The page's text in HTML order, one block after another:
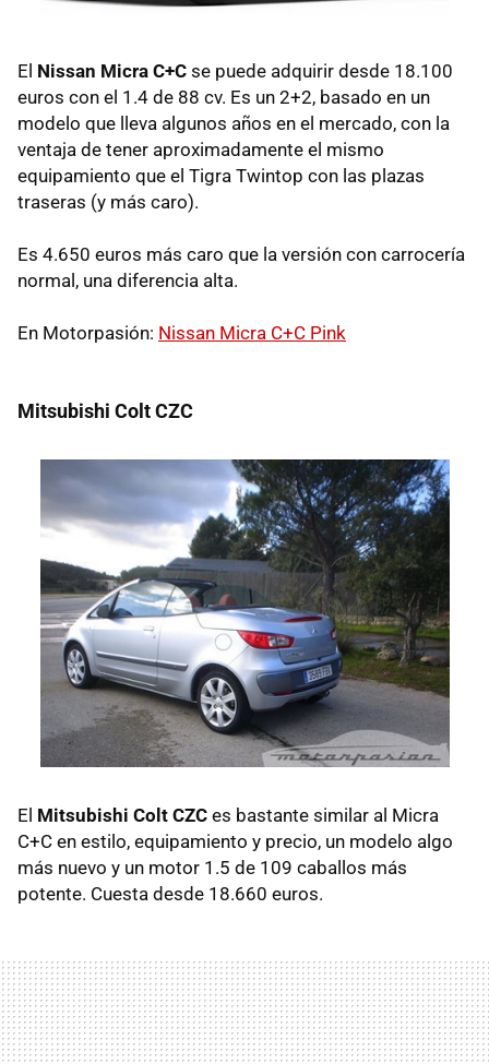
El Nissan Micra C+C se puede adquirir desde 18.100
euros con el 1.4 de 88 cv. Es un 2+2, basado en un
modelo que lleva algunos años en el mercado, con la
ventaja de tener aproximadamente el mismo
equipamiento que el Tigra Twintop con las plazas
traseras (y más caro).
Es 4.650 euros más caro que la versión con carrocería
normal, una diferencia alta.
En Motorpasión: Nissan Micra C+C Pink
Mitsubishi Colt CZC
El Mitsubishi Colt CZC es bastante similar al Micra
C+C en estilo, equipamiento y precio, un modelo algo
más nuevo y un motor 1.5 de 109 caballos más
potente. Cuesta desde 18.660 euros.